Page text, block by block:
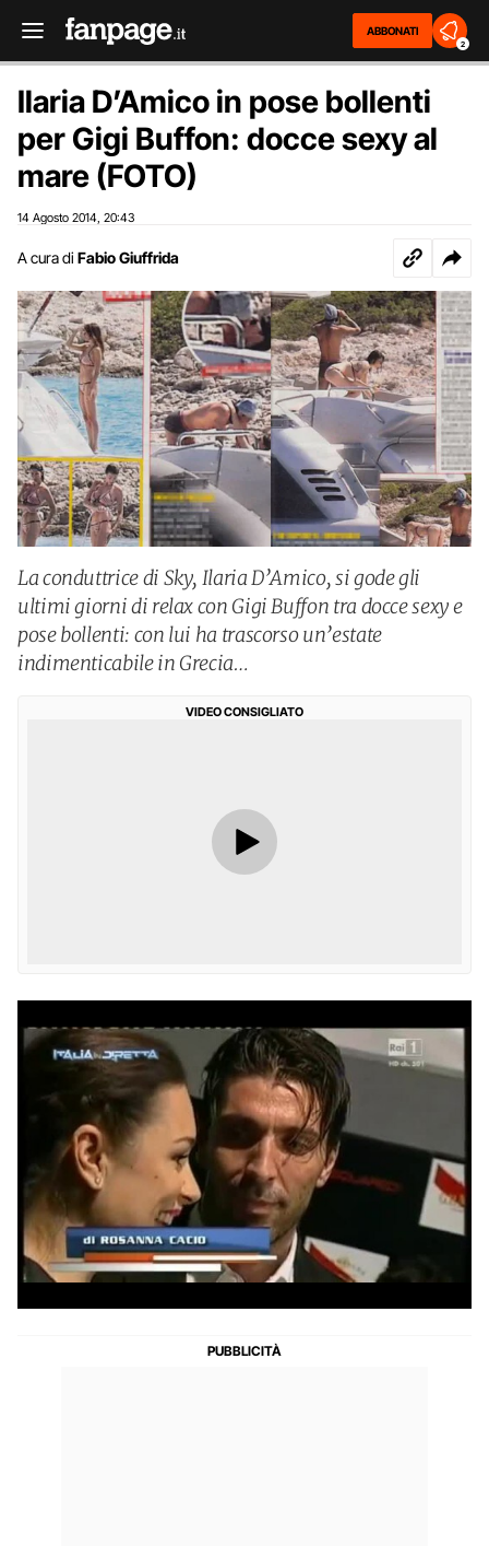
ABBONATI
2
Ilaria D’Amico in pose bollenti
per Gigi Buffon: docce sexy al
mare (FOTO)
14 Agosto 2014 20:43
A cura di Fabio Giuffrida
La conduttrice di Sky, Ilaria D’Amico, si gode gli
ultimi giorni di relax con Gigi Buffon tra docce sexy e
pose bollenti: con lui ha trascorso un’estate
indimenticabile in Grecia…
VIDEO CONSIGLIATO